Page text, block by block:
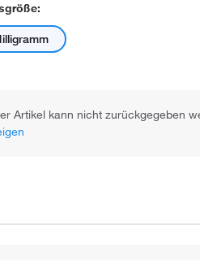
Artikel kann nicht zurückgegeben